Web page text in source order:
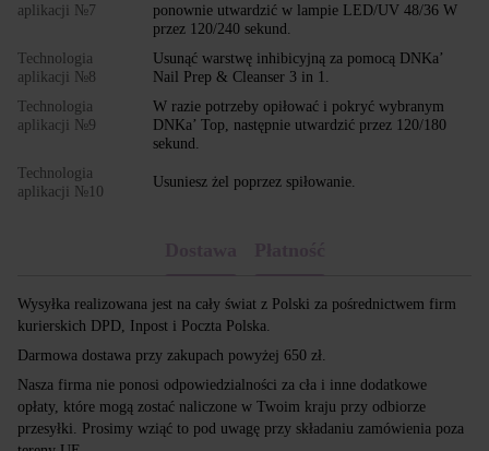
aplikacji №7
ponownie utwardzić w lampie LED/UV 48/36 W
przez 120/240 sekund.
Technologia
aplikacji №8
Usunąć warstwę inhibicyjną za pomocą DNKa’
Nail Prep & Cleanser 3 in 1.
Technologia
aplikacji №9
W razie potrzeby opiłować i pokryć wybranym
DNKa’ Top, następnie utwardzić przez 120/180
sekund.
Technologia
aplikacji №10
Usuniesz żel poprzez spiłowanie.
Wysyłka realizowana jest na cały świat z Polski za pośrednictwem firm
kurierskich DPD, Inpost i Poczta Polska.
Darmowa dostawa przy zakupach powyżej 650 zł.
Nasza firma nie ponosi odpowiedzialności za cła i inne dodatkowe
opłaty, które mogą zostać naliczone w Twoim kraju przy odbiorze
przesyłki. Prosimy wziąć to pod uwagę przy składaniu zamówienia poza